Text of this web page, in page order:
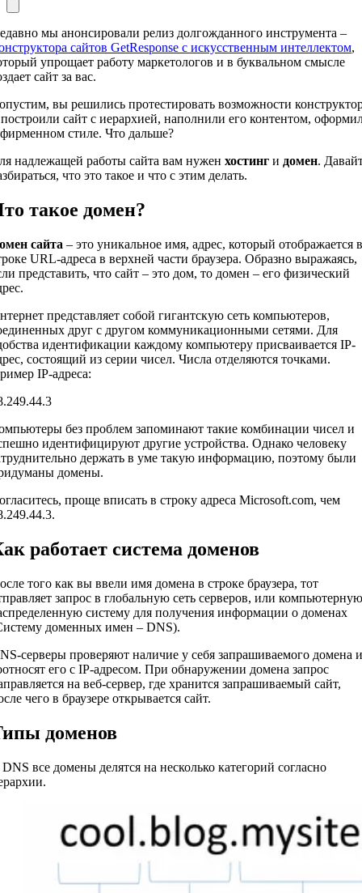
мы анонсировали релиз долгожданного инструмента –
сайтов GetResponse с искусственным интеллектом,
упрощает работу маркетологов и в буквальном смысле
сайт за вас.
вы решились протестировать возможности
сайт с иерархией, наполнили его контентом,
стиле. Что дальше?
надлежащей работы сайта вам нужен хостинг и домен.
что это такое и что с этим делать.
такое домен?
сайта – это уникальное имя, адрес, который отображается в
URL-адреса в верхней части браузера. Образно выражаясь,
представить, что сайт – это дом, то домен – его физический
представляет собой гигантскую сеть компьютеров,
друг с другом коммуникационными сетями. Для
идентификации каждому компьютеру присваивается IP-
состоящий из серии чисел. Числа отделяются точками.
IP-адреса:
без проблем запоминают такие комбинации чисел и
идентифицируют другие устройства. Однако человеку
держать в уме такую информацию, поэтому были
домены.
проще вписать в строку адреса Microsoft.com, чем
работает система доменов
того как вы ввели имя домена в строке браузера, тот
запрос в глобальную сеть серверов, или компьютерную
систему для получения информации о доменах
доменных имен – DNS).
серверы проверяют наличие у себя запрашиваемого домена и
его с IP-адресом. При обнаружении домена запрос
на веб-сервер, где хранится запрашиваемый сайт,
чего в браузере открывается сайт.
доменов
все домены делятся на несколько категорий согласно